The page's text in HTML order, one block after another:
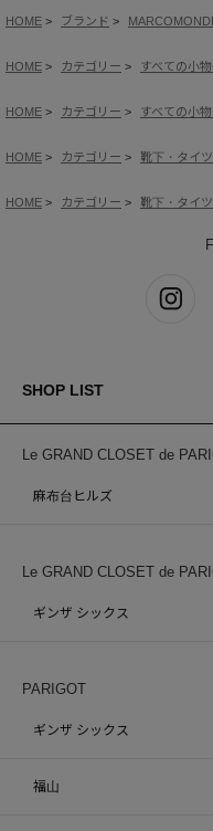
HOME ブランド
HOME カテゴリー すべての小
HOME カテゴリー すべての小
HOME カテゴリー 靴下・タイ
HOME カテゴリー 靴下・タイ
SHOP LIST
Le GRAND CLOSET de
麻布台ヒルズ
Le GRAND CLOSET de
ギンザ シックス
PARIGOT
ギンザ シックス
福山